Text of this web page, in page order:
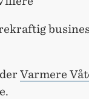
Varmere